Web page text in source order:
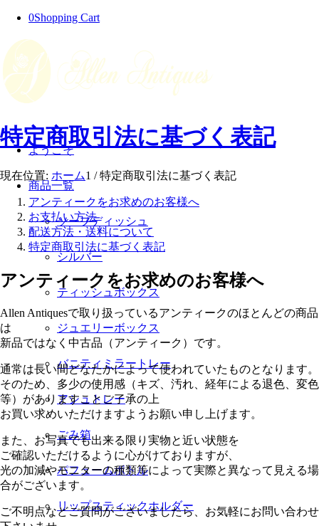
0Shopping Cart
ようこそ
商品一覧
ソープディッシュ
シルバー
ティッシュボックス
ジュエリーボックス
バニティミラートレー
アシュトレー
ごみ箱
パフュームボトル
リップスティックホルダー
特定商取引法に基づく表記
現在位置: ホーム1 / 特定商取引法に基づく表記
アンティークをお求めのお客様へ
お支払い方法
配送方法・送料について
特定商取引法に基づく表記
アンティークをお求めのお客様へ
Allen Antiquesで取り扱っているアンティークのほとんどの商品
は
新品ではなく中古品（アンティーク）です。
通常は長い間どなたかによって使われていたものとなります。
そのため、多少の使用感（キズ、汚れ、経年による退色、変色
等）がありますことご了承の上
お買い求めいただけますようお願い申し上げます。
また、お写真でも出来る限り実物と近い状態を
ご確認いただけるように心がけておりますが、
光の加減やモニターの種類等によって実際と異なって見える場
合がございます。
ご不明点などご質問がございましたら、お気軽にお問い合わせ